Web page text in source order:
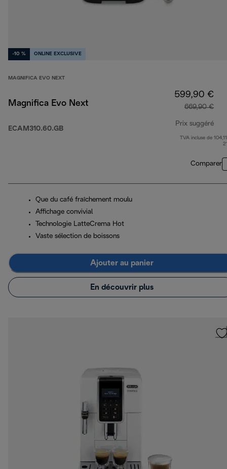
-10 % ONLINE EXCLUSIVE
MAGNIFICA EVO NEXT
Magnifica Evo Next
ECAM310.60.GB
599,90 €
669,90 €
Prix suggéré
TVA incluse de
Comparer
Que du café fraîchement moulu
Affichage convivial
Technologie LatteCrema Hot
Vaste sélection de boissons
Ajouter au panier
En découvrir plus